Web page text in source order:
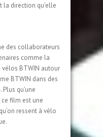
la direction qu’elle
des collaborateurs
comme la
vélos BTWIN autour
BTWIN dans des
qu’une
film est une
ressent à vélo